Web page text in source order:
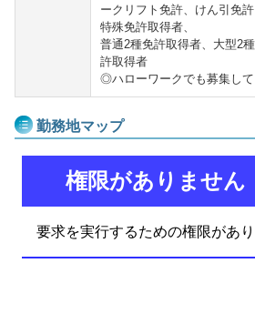
ークリフト免許、けん引免
特殊免許取得者、
普通2種免許取得者、大型2
許取得者
◎ハローワークでも募集して
勤務地マップ